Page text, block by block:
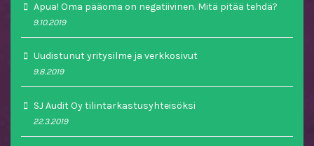
Apua! Oma pääoma on negatiivinen. Mitä pitää tehdä?
9.10.2019
Uudistunut yritysilme ja verkkosivut
9.8.2019
SJ Audit Oy tilintarkastusyhteisöksi
22.3.2019